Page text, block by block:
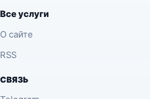
Все услуги
О сайте
RSS
СВЯЗЬ